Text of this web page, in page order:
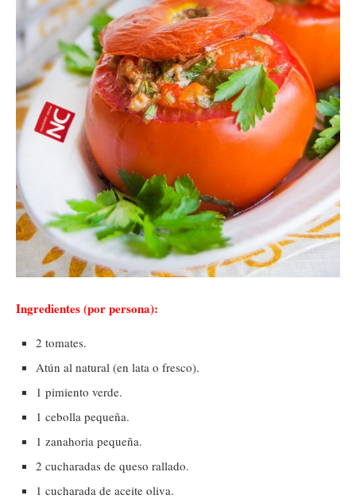
Ingredientes (por persona):
2 tomates.
Atún al natural (en lata o fresco).
1 pimiento verde.
1 cebolla pequeña.
1 zanahoria pequeña.
2 cucharadas de queso rallado.
1 cucharada de aceite oliva.